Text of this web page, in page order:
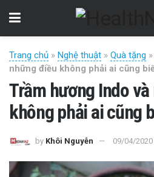
Trang chủ » Nghệ thuật » Quà tặng »
những điều không phải ai cũng
Trầm hương Indo
không phải ai cũng
by Khôi Nguyễn 09/04/2020